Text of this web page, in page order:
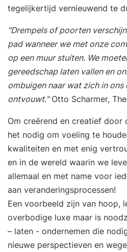
tegelijkertijd vernieuwend te
"Drempels of poorten
pad wanneer we met onze
op een muur stuiten. We
gereedschap laten vallen en
ombuigen naar wat zich in ons
ontvouwt."Otto Scharmer,
Om creërend en creatief door
het nodig om voeling te
kwaliteiten en met enig
en in de wereld waarin we
allemaal en met name voor
aan veranderingsprocessen!
Een voorbeeld zijn van hoop,
overbodige luxe maar is
– laten - ondernemen die
nieuwe perspectieven en